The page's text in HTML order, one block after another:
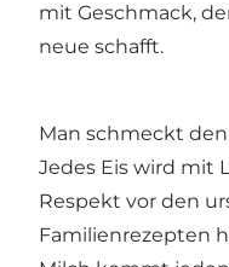
mit Geschmack,
neue schafft.
Man schmeckt
Jedes Eis wird mit
Respekt vor den
Familienrezepten